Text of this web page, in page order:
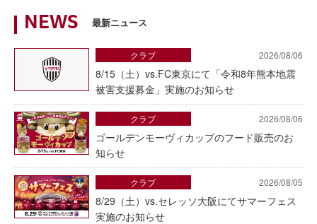
NEWS 最新ニュース
2026/08/06
8/15（土）vs.FC東京にて「令和8年熊本地震
被害支援募金」実施のお知らせ
クラブ
2026/08/06
ゴールデンモーヴィカップのフード販売のお
知らせ
クラブ
2026/08/05
8/29（土）vs.セレッソ大阪にてサマーフェス
実施のお知らせ
クラブ